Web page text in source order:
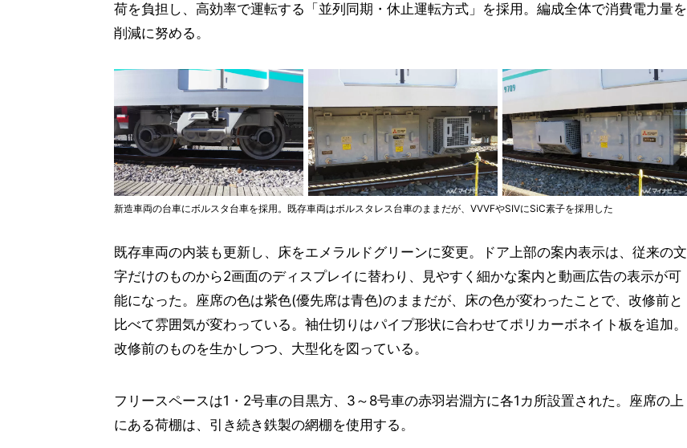
荷を負担し、高効率で運転する「並列同期・休止運転方式」を採用。編成全体で消費電力量を
削減に努める。
新造車両の台車にボルスタ台車を採用。既存車両はボルスタレス台車のままだが、VVVFやSIVにSiC素子を採用した
既存車両の内装も更新し、床をエメラルドグリーンに変更。ドア上部の案内表示は、従来の文
字だけのものから2画面のディスプレイに替わり、見やすく細かな案内と動画広告の表示が可
能になった。座席の色は紫色(優先席は青色)のままだが、床の色が変わったことで、改修前と
比べて雰囲気が変わっている。袖仕切りはパイプ形状に合わせてポリカーボネイト板を追加。
改修前のものを生かしつつ、大型化を図っている。
フリースペースは1・2号車の目黒方、3～8号車の赤羽岩淵方に各1カ所設置された。座席の上
にある荷棚は、引き続き鉄製の網棚を使用する。